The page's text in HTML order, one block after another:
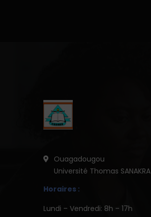
Ouagadougou
Université Thomas SANAKRA
Horaires :
Lundi – Vendredi: 8h – 17h